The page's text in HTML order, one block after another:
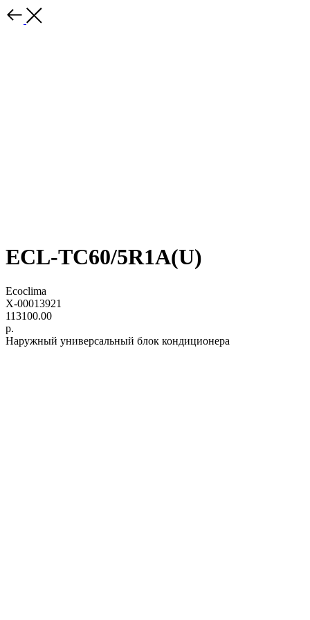
ECL-TC60/5R1A(U)
Ecoclima
X-00013921
113100.00
р.
Наружный универсальный блок кондиционера